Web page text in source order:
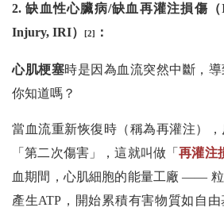
2. 缺血性心臟病/缺血再灌注損傷（
Injury, IRI）
[2] ：
心肌梗塞時是因為血流突然中斷，
你知道嗎？
當血流重新恢復時（稱為再灌注）
「第二次傷害」，這就叫做「再灌注
血期間，心肌細胞的能量工廠 ——
產生ATP，開始累積有害物質如自